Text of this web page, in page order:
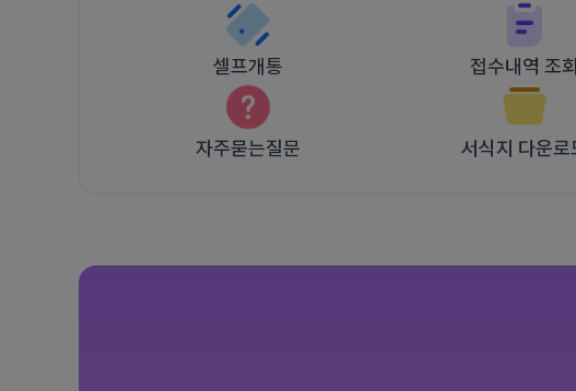
셀프개통 접수내역 조회
자주묻는질문 서식지 다운로